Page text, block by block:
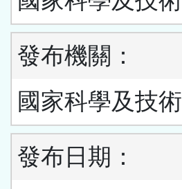
發布機關：
國家科學及技
發布日期：